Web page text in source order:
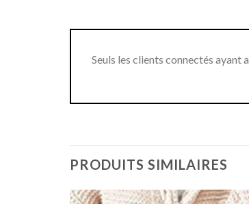
Seuls les clients connectés ayant
PRODUITS SIMILAIRES